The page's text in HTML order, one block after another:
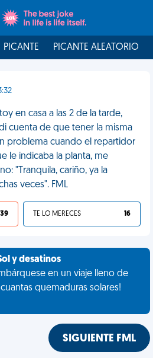
PICANTE PICANTE ALEATORIO
en casa a las 2 de la tarde,
cuenta de que tener la misma
problema cuando el repartidor
le indicaba la planta, me
"Tranquila, cariño, ya la
veces". FML
39 TE LO MERECES 16
y desatinos
en un viaje lleno de
quemaduras solares!
SIGUIENTE FML